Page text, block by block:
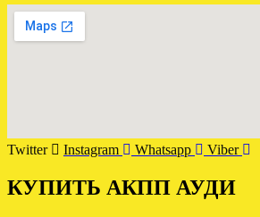
Twitter Instagram Whatsapp Viber
КУПИТЬ АКПП АУДИ